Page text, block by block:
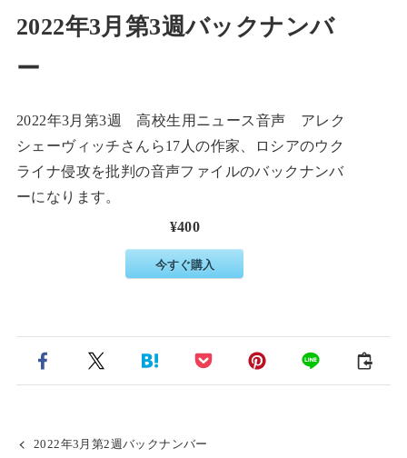
2022年3月第3週バックナンバ
ー
2022年3月第3週 高校生用ニュース音声 アレク
シェーヴィッチさんら17人の作家、ロシアのウク
ライナ侵攻を批判の音声ファイルのバックナンバ
ーになります。
¥400
今すぐ購入
2022年3月第2週バックナンバー